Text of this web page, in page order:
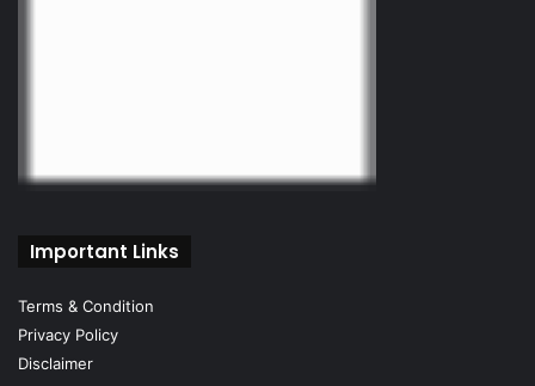
Important Links
Terms & Condition
Privacy Policy
Disclaimer